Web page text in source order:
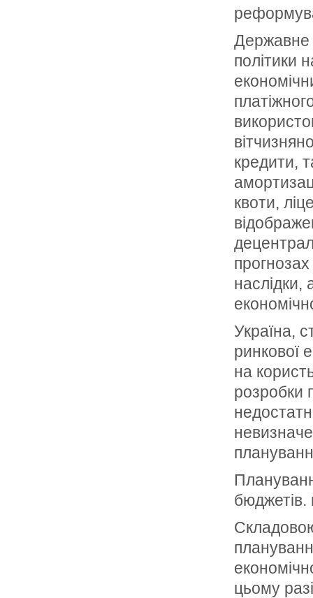
Державне
політики
кредити,
квоти,
наслідки,
Україна,
ринкової
на
розробки
бюджетів.
цьому